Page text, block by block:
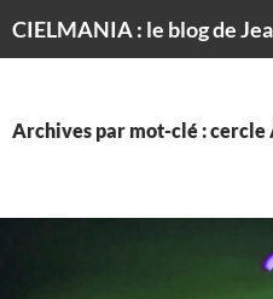
Archives par mot-clé :